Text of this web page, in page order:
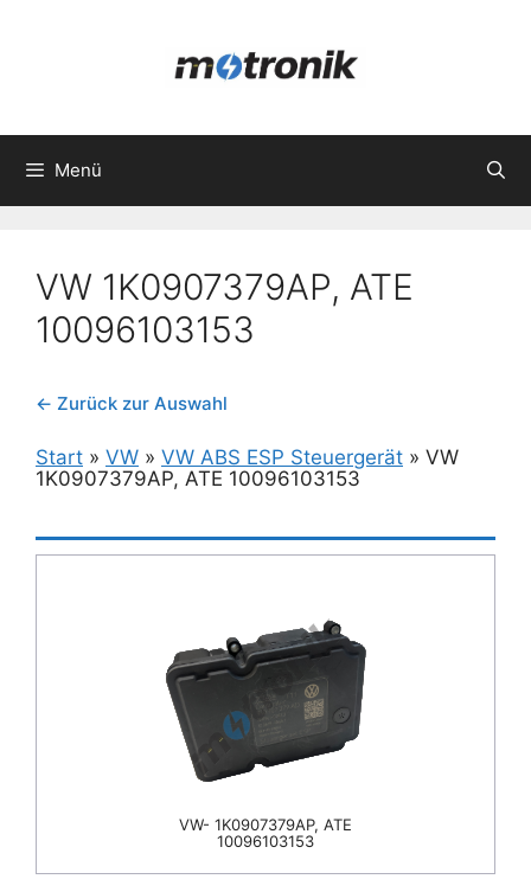
Menü
VW 1K0907379AP, ATE
10096103153
← Zurück zur Auswahl
Start » VW » VW ABS ESP Steuergerät » VW
1K0907379AP, ATE 10096103153
VW- 1K0907379AP, ATE
10096103153